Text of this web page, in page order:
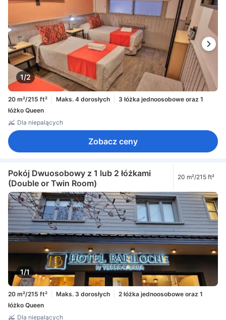
1/2
20 m²/215 ft² Maks. 4 dorosłych
3 łóżka jednoosobowe oraz 1
łóżko Queen
Dla niepalących
Zobacz ceny
Pokój Dwuosobowy z 1 lub 2 łóżkami
(Double or Twin Room)
20 m²/215 ft²
1/1
20 m²/215 ft² Maks. 3 dorosłych
2 łóżka jednoosobowe oraz 1
łóżko Queen
Dla niepalących